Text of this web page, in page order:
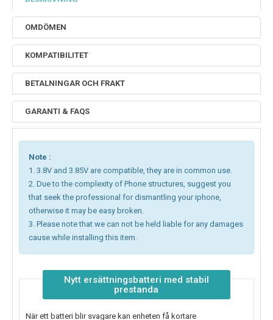
OMDÖMEN
KOMPATIBILITET
BETALNINGAR OCH FRAKT
GARANTI & FAQS
Note :
1. 3.8V and 3.85V are compatible, they are in common use.
2. Due to the complexity of Phone structures, suggest you
that seek the professional for dismantling your iphone,
otherwise it may be easy broken.
3. Please note that we can not be held liable for any damages
cause while installing this item.
Nytt ersättningsbatteri med stabil
prestanda
När ett batteri blir svagare kan enheten få kortare